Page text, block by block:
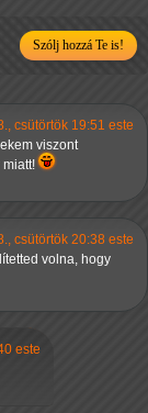
Szólj hozzá Te is!
csütörtök 19:51 este
viszont
miatt!
csütörtök 20:38 este
volna, hogy
este